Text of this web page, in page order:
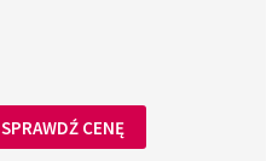
SPRAWDŹ CENĘ